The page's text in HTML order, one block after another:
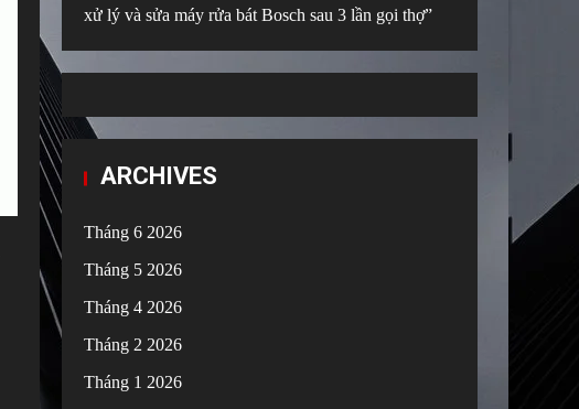
xử lý và sửa máy rửa bát Bosch sau 3 lần gọi thợ”
ARCHIVES
Tháng 6 2026
Tháng 5 2026
Tháng 4 2026
Tháng 2 2026
Tháng 1 2026